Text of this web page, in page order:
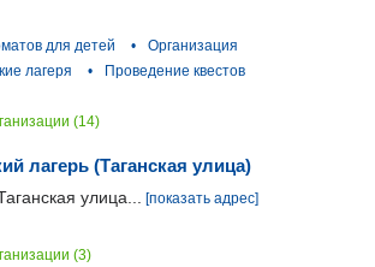
для детей •
Организация
лагеря •
Проведение квестов
(14)
лагерь (Таганская улица)
улица... [показать адрес]
(3)